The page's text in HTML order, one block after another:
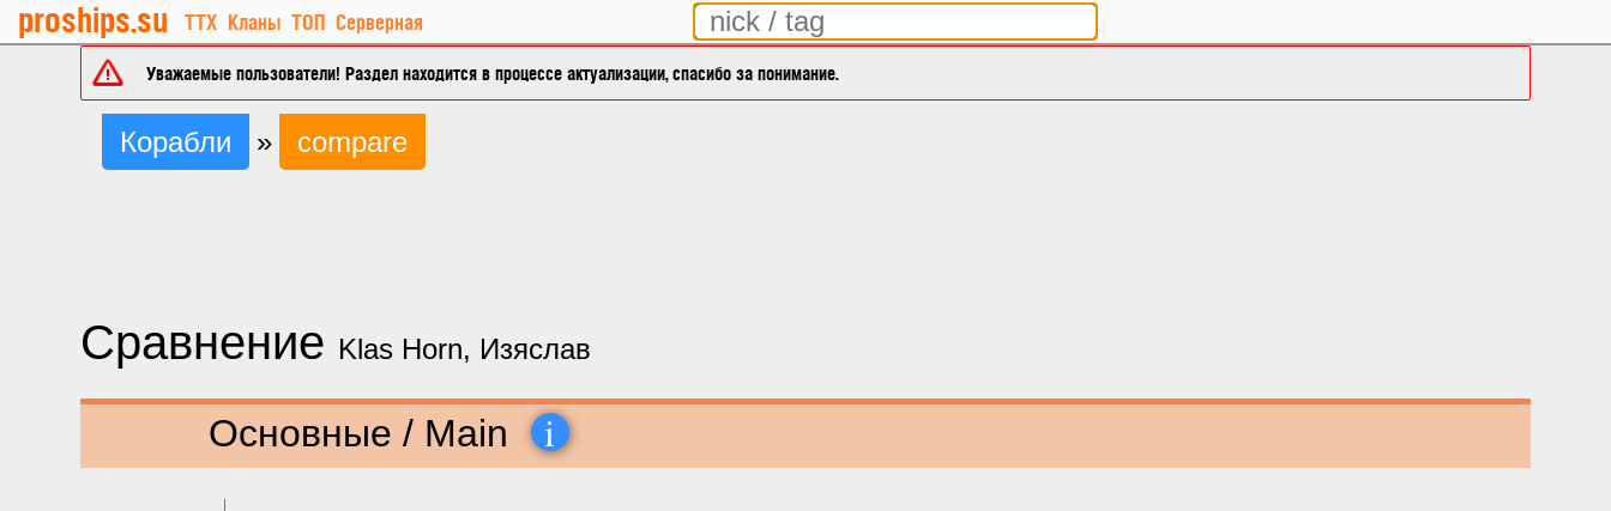
proships.su ТТХ Кланы ТОП Серверная
Уважаемые пользователи! Раздел находится в процессе актуализации, спасибо за понимание.
Корабли » compare
Сравнение Klas Horn, Изяслав
Основные / Main i